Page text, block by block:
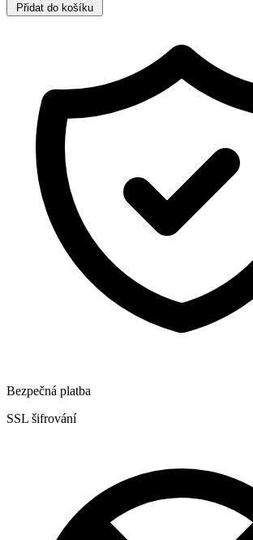
Přidat do košíku
Bezpečná platba
SSL šifrování